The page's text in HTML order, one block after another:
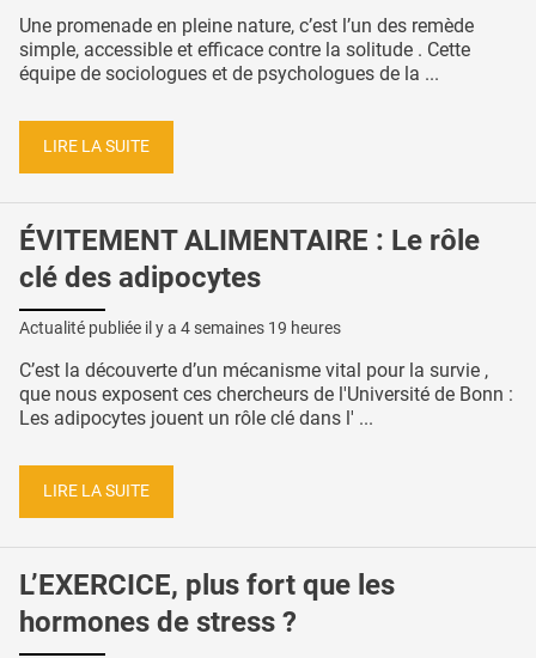
Une promenade en pleine nature, c’est l’un des remède
simple, accessible et efficace contre la solitude . Cette
équipe de sociologues et de psychologues de la ...
LIRE LA SUITE
ÉVITEMENT ALIMENTAIRE : Le rôle
clé des adipocytes
Actualité publiée il y a 4 semaines 19 heures
C’est la découverte d’un mécanisme vital pour la survie ,
que nous exposent ces chercheurs de l'Université de Bonn :
Les adipocytes jouent un rôle clé dans l' ...
LIRE LA SUITE
L’EXERCICE, plus fort que les
hormones de stress ?